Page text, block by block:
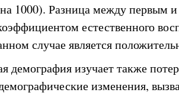
1000). Разница между первым
естественного
случае является
демография изучает также
изменения,